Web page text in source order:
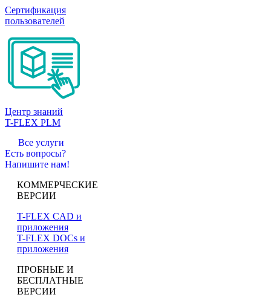
Сертификация
пользователей
Центр знаний
T-FLEX PLM
Все услуги
Есть вопросы?
Напишите нам!
КОММЕРЧЕСКИЕ
ВЕРСИИ
T-FLEX CAD и
приложения
T-FLEX DOCs и
приложения
ПРОБНЫЕ И
БЕСПЛАТНЫЕ
ВЕРСИИ